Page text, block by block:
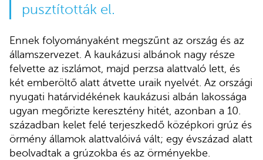
pusztították el.
Ennek folyományaként megszűnt az ország és az
államszervezet. A kaukázusi albánok nagy része
felvette az iszlámot, majd perzsa alattvaló lett, és
két emberöltő alatt átvette uraik nyelvét. Az országi
nyugati határvidékének kaukázusi albán lakossága
ugyan megőrizte keresztény hitét, azonban a 10.
században kelet felé terjeszkedő középkori grúz és
örmény államok alattvalóivá vált; egy évszázad alatt
beolvadtak a grúzokba és az örményekbe.